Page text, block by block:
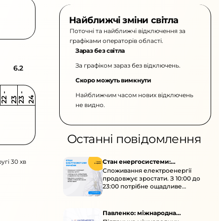
6.2
2 2
-
2 3 2 3
-
2 4
30 хв
Найближчі зміни світла
Поточні та найближчі відключення за
графіками операторів області.
Зараз без світла
За графіком зараз без відключень.
Скоро можуть вимкнути
Найближчим часом нових відключень
не видно.
Останні повідомлення
Стан енергосистеми:
споживання зростає
Споживання електроенергії
продовжує зростати. З 10:00 до
23:00 потрібне ощадливе
енергоспоживання, а
перенести на нічні години.
Павленко: міжнародна